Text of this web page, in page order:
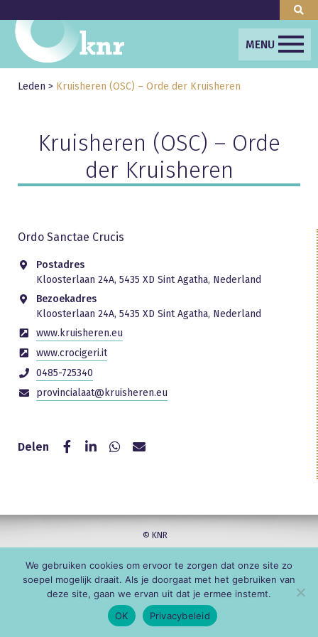
MENU
Leden > Kruisheren (OSC) – Orde der Kruisheren
Kruisheren (OSC) – Orde
der Kruisheren
Ordo Sanctae Crucis
Postadres
Kloosterlaan 24A, 5435 XD Sint Agatha, Nederland
Bezoekadres
Kloosterlaan 24A, 5435 XD Sint Agatha, Nederland
www.kruisheren.eu
www.crocigeri.it
0485-725340
provincialaat@kruisheren.eu
Delen
© KNR
We gebruiken cookies om ervoor te zorgen dat onze site zo
soepel mogelijk draait. Als je doorgaat met het gebruiken van
deze site, gaan we ervan uit dat je ermee instemt.
OK
Privacybeleid